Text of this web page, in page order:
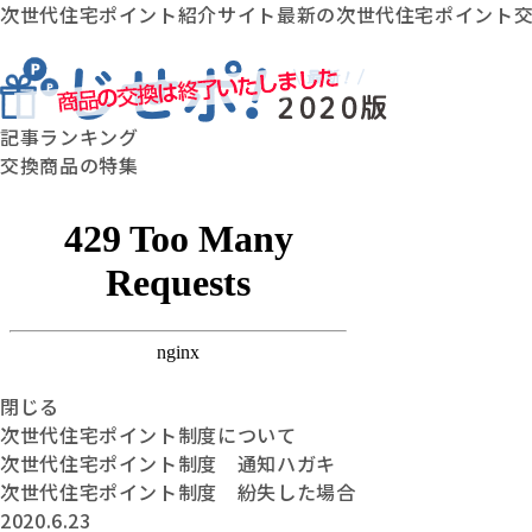
次世代住宅ポイント紹介サイト最新の次世代住宅ポイント
記事ランキング
交換商品の特集
閉じる
次世代住宅ポイント制度について
次世代住宅ポイント制度 通知ハガキ
次世代住宅ポイント制度 紛失した場合
2020.6.23